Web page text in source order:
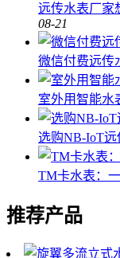
远传水表厂家
08-21
微信付费远传
室外用智能水
选购NB-IoT
TM卡水表：
推荐产品